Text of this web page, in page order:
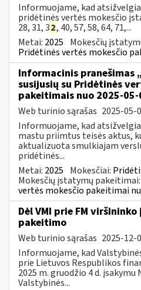
Informuojame, kad
pridėtinės vertės mokesčio
28, 31, 32, 40, 57, 58, 64, 71,...
Metai: 2025 Mokesčių
Pridėtinės vertės mokesčio
Informacinis pranešimas
susijusių su Pridėtinės
pakeitimais nuo 2025-
Web turinio sąrašas 2025-05-
Informuojame, kad
mastu priimtus teisės aktus,
aktualizuota smulkiajam
pridėtinės...
Metai: 2025 Mokesčiai:
Mokesčių įstatymų pakeitimai:
vertės mokesčio pakeitimai
Dėl VMI prie FM viršininko
pakeitimo
Web turinio sąrašas 2025-12-
Informuojame, kad
prie Lietuvos Respublikos
2025 m. gruodžio 4 d. įsakymu
Valstybinės...